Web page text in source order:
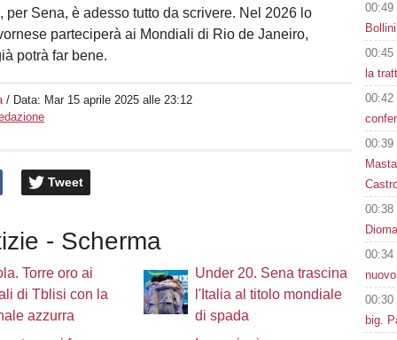
per Sena, è adesso tutto da scrivere. Nel 2026 lo
parteciperà ai Mondiali di Rio de Janeiro,
potrà far bene.
/ Data: Mar 15 aprile 2025 alle 23:12
Tweet
- Scherma
Torre oro ai
di Tblisi con la
azzurra
Under 20. Sena trascina
l'Italia al titolo mondiale
di spada
00:49
00:45
la
00:42
00:39
00:38
00:34
00:30
big.